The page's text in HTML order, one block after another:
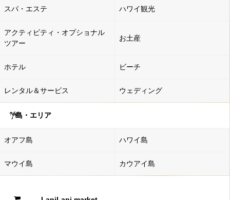
スパ・エステ ハワイ観光
アクティビティ・オプショナル
ツアー
お土産
ホテル ビーチ
レンタル＆サービス ウェディング
島・エリア
オアフ島 ハワイ島
マウイ島 カウアイ島